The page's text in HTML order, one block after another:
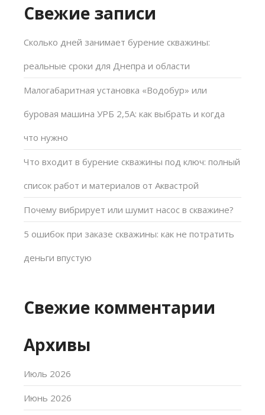
Свежие записи
Сколько дней занимает бурение скважины:
реальные сроки для Днепра и области
Малогабаритная установка «Водобур» или
буровая машина УРБ 2,5А: как выбрать и когда
что нужно
Что входит в бурение скважины под ключ: полный
список работ и материалов от Аквастрой
Почему вибрирует или шумит насос в скважине?
5 ошибок при заказе скважины: как не потратить
деньги впустую
Свежие комментарии
Архивы
Июль 2026
Июнь 2026